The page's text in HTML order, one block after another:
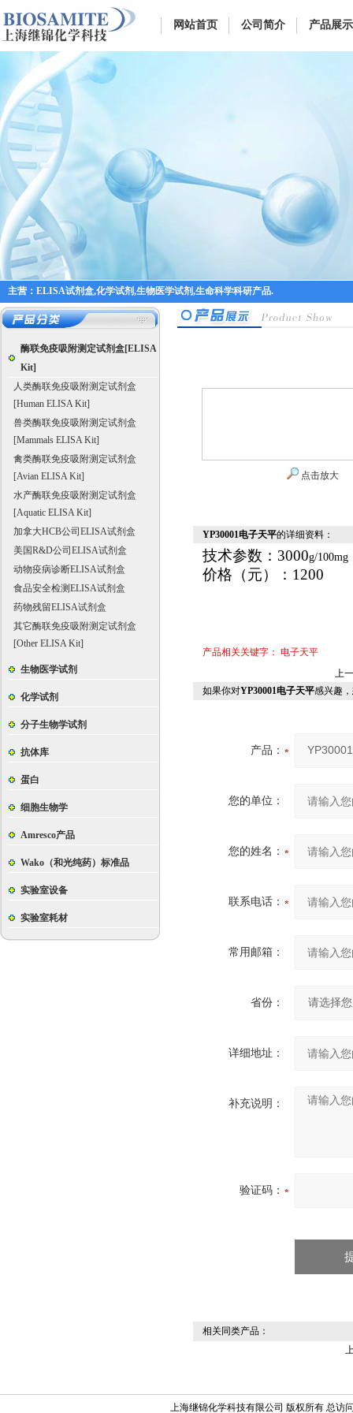
网站首页 公司简介 产品展示
主营：ELISA试剂盒,化学试剂,生物医学试剂,生命科学科研产品.
酶联免疫吸附测定试剂盒[ELISA
Kit]
人类酶联免疫吸附测定试剂盒
[Human ELISA Kit]
兽类酶联免疫吸附测定试剂盒
[Mammals ELISA Kit]
禽类酶联免疫吸附测定试剂盒
[Avian ELISA Kit]
水产酶联免疫吸附测定试剂盒
[Aquatic ELISA Kit]
加拿大HCB公司ELISA试剂盒
美国R&D公司ELISA试剂盒
动物疫病诊断ELISA试剂盒
食品安全检测ELISA试剂盒
药物残留ELISA试剂盒
其它酶联免疫吸附测定试剂盒
[Other ELISA Kit]
生物医学试剂
化学试剂
分子生物学试剂
抗体库
蛋白
细胞生物学
Amresco产品
Wako（和光纯药）标准品
实验室设备
实验室耗材
点击放大
YP30001电子天平的详细资料：
技术参数：3000g/100mg
价格（元） ：1200
产品相关关键字： 电子天平
上
如果你对YP30001电子天平感兴趣
产品：
您的单位：
您的姓名：
联系电话：
常用邮箱：
省份：
详细地址：
补充说明：
验证码：
相关同类产品：
上海继锦化学科技有限公司 版权所有 总访